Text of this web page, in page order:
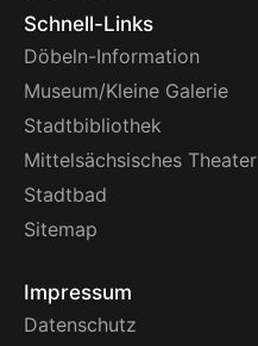
Schnell-Links
Döbeln-Information
Museum/Kleine Galerie
Stadtbibliothek
Mittelsächsisches Theater
Stadtbad
Sitemap
Impressum
Datenschutz